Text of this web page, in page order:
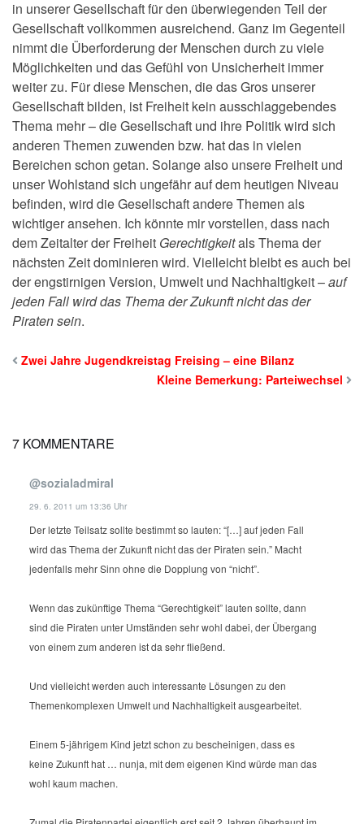
in unserer Gesellschaft für den überwiegenden Teil der
Gesellschaft vollkommen ausreichend. Ganz im Gegenteil
nimmt die Überforderung der Menschen durch zu viele
Möglichkeiten und dasGefühl von Unsicherheit immer
weiter zu. Für diese Menschen, diedas Gros unserer
Gesellschaft bilden, ist Freiheit kein ausschlaggebendes
Thema mehr – die Gesellschaft und ihre Politikwird sich
anderen Themen zuwenden bzw. hat das in vielen
Bereichen schon getan. Solange also unsere Freiheit und
unser Wohlstand sich ungefähr auf dem heutigen Niveau
befinden, wird dieGesellschaft andere Themen als
wichtiger ansehen. Ich könnte mirvorstellen, dass nach
dem Zeitalter der Freiheit Gerechtigkeitals Thema der
nächsten Zeitdominieren wird. Vielleicht bleibt es auch bei
der engstirnigen Version, Umwelt und Nachhaltigkeit –auf
jeden Fall wirddas Thema der Zukunft nicht das der
Piratensein.
Zwei Jahre Jugendkreistag Freising – eine Bilanz
Kleine Bemerkung: Parteiwechsel
7 KOMMENTARE
@sozialadmiral
29. 6. 2011 um 13:36 Uhr
Der letzte Teilsatz sollte bestimmt so lauten: “[…] auf jeden Fall
wird das Thema der Zukunft nicht das der Piraten sein.”Macht
jedenfalls mehr Sinn ohne die Dopplung von “nicht”.
Wenn das zukünftige Thema “Gerechtigkeit” lauten sollte, dann
sind die Piraten unter Umständen sehr wohl dabei, der Übergang
von einem zum anderen ist da sehr fließend.
Und vielleicht werden auch interessante Lösungen zu den
Themenkomplexen Umwelt und Nachhaltigkeit ausgearbeitet.
Einem 5-jährigem Kind jetzt schon zu bescheinigen, dass es
keine Zukunft hat … nunja, mit dem eigenen Kind würde man das
wohl kaum machen.